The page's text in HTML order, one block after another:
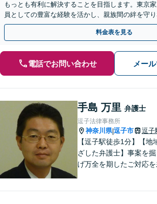
もっとも有利に解決することを目指します。東京
員としての豊富な経験を活かし、親族間の絆を守
成から相続放棄まで相続問題を誠実にサポートい
料金表を見る
電話でお問い合わせ メー
手島 万里 弁護士
逗子法律事務所
神奈川県|逗子市 逗子
【逗子駅徒歩1分】【地
ざした弁護士】事案を
げ万全を期したご対応を